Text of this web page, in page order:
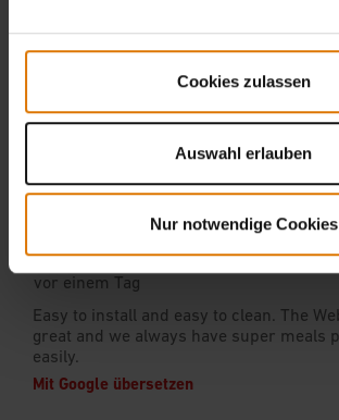
Cookies zulassen
Auswahl erlauben
Nur notwendige Cookies